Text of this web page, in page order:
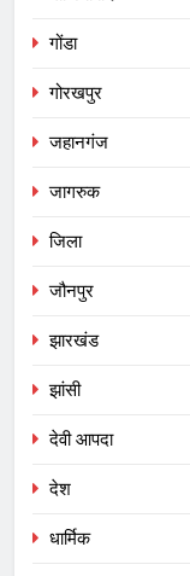
गोंडा
गोरखपुर
जहानगंज
जागरुक
जिला
जौनपुर
झारखंड
झांसी
देवी आपदा
देश
धार्मिक